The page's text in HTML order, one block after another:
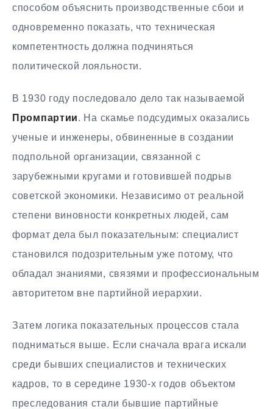
способом объяснить производственные сбои и
одновременно показать, что техническая
компетентность должна подчиняться
политической лояльности.
В 1930 году последовало дело так называемой
Промпартии. На скамье подсудимых оказались
ученые и инженеры, обвиненные в создании
подпольной организации, связанной с
зарубежными кругами и готовившей подрыв
советской экономики. Независимо от реальной
степени виновности конкретных людей, сам
формат дела был показательным: специалист
становился подозрительным уже потому, что
обладал знаниями, связями и профессиональным
авторитетом вне партийной иерархии.
Затем логика показательных процессов стала
подниматься выше. Если сначала врага искали
среди бывших специалистов и технических
кадров, то в середине 1930-х годов объектом
преследования стали бывшие партийные